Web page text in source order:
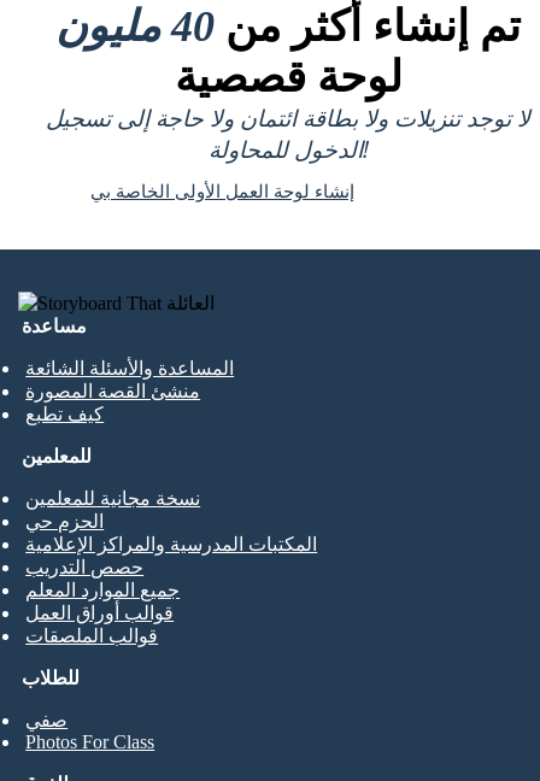
تم إنشاء أكثر من 40 مليون
لوحة قصصية
لا توجد تنزيلات ولا بطاقة ائتمان ولا حاجة إلى تسجيل
الدخول للمحاولة!
إنشاء لوحة العمل الأولى الخاصة بي
مساعدة
المساعدة والأسئلة الشائعة
منشئ القصة المصورة
كيف تطبع
للطلاب
صفي
Photos For Class
للمعلمين
نسخة مجانية للمعلمين
الحزم حي
المكتبات المدرسية والمراكز الإعلامية
حصص التدريب
جميع الموارد المعلم
قوالب أوراق العمل
قوالب الملصقات